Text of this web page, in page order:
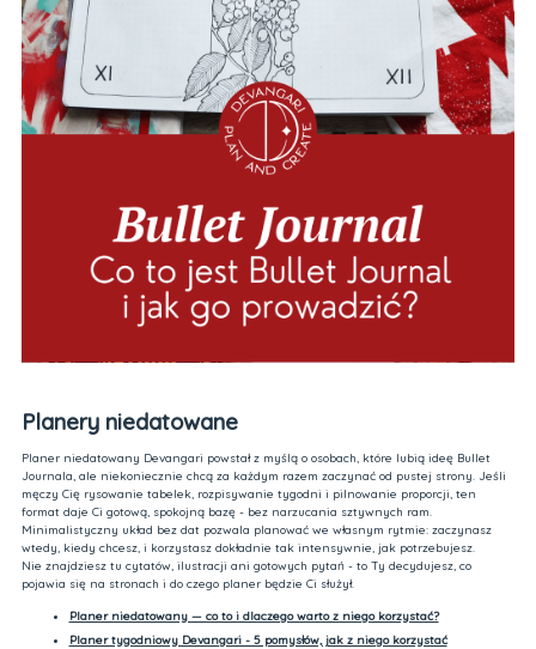
Planery niedatowane
Planer niedatowany Devangari powstał z myślą o osobach, które lubią ideę Bullet
Journala, ale niekoniecznie chcą za każdym razem zaczynać od pustej strony. Jeśli
męczy Cię rysowanie tabelek, rozpisywanie tygodni i pilnowanie proporcji, ten
format daje Ci gotową, spokojną bazę - bez narzucania sztywnych ram.
Minimalistyczny układ bez dat pozwala planować we własnym rytmie: zaczynasz
wtedy, kiedy chcesz, i korzystasz dokładnie tak intensywnie, jak potrzebujesz.
Nie znajdziesz tu cytatów, ilustracji ani gotowych pytań - to Ty decydujesz, co
pojawia się na stronach i do czego planer będzie Ci służył.
Planer niedatowany — co to i dlaczego warto z niego korzystać?
Planer tygodniowy Devangari - 5 pomysłów, jak z niego korzystać